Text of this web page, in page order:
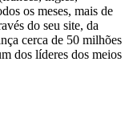
os meses, mais de
do seu site, da
cerca de 50 milhões
dos líderes dos meios